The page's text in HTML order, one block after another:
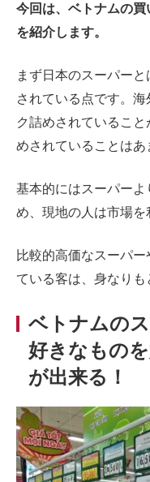
今回は、ベトナムの
を紹介します。
まず日本のスーパー
されている点です。
ク詰めされているこ
めされていることはあ
基本的にはスーパー
め、現地の人は市場を
比較的高価なスーパ
ている客は、身なりも
ベトナムの
好きなもの
が出来る！